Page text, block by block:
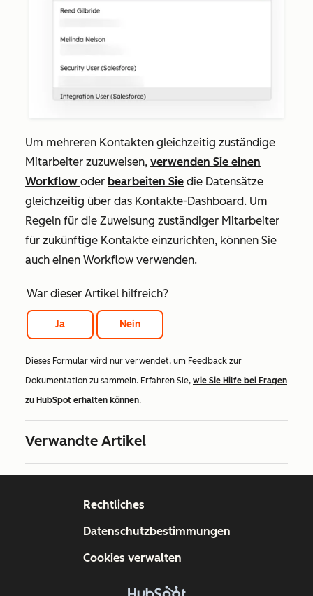
Um mehreren Kontakten gleichzeitig zuständige
Mitarbeiter zuzuweisen, verwenden Sie einen
Workflow oder bearbeiten Sie die Datensätze
gleichzeitig über das Kontakte-Dashboard. Um
Regeln für die Zuweisung zuständiger Mitarbeiter
für zukünftige Kontakte einzurichten, können Sie
auch einen Workflow verwenden.
War dieser Artikel hilfreich?
Ja Nein
Dieses Formular wird nur verwendet, um Feedback zur
Dokumentation zu sammeln. Erfahren Sie, wie Sie Hilfe bei Fragen
zu HubSpot erhalten können.
Verwandte Artikel
Rechtliches
Datenschutzbestimmungen
Cookies verwalten